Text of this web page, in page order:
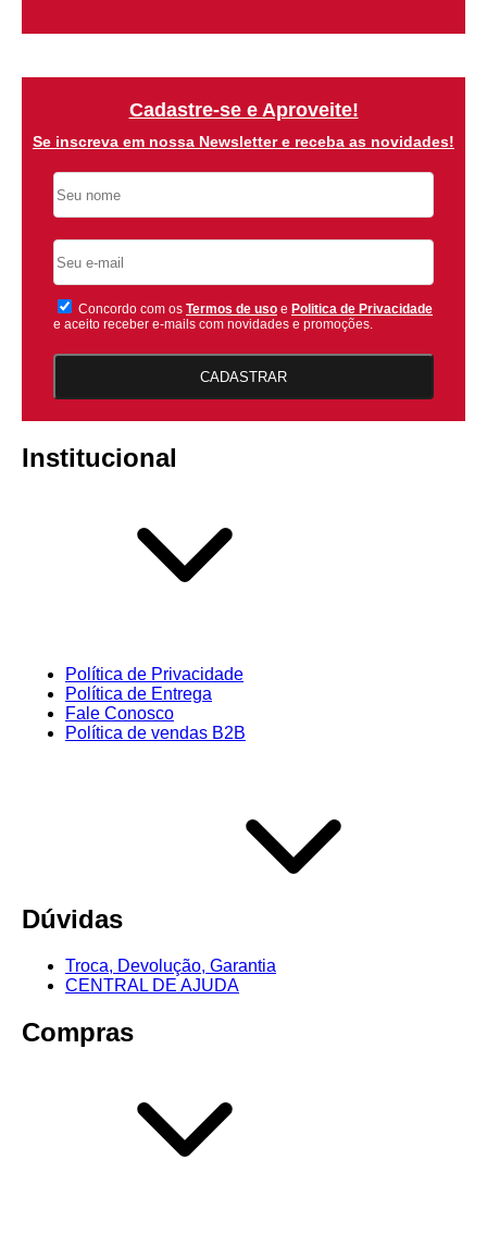
Cadastre-se e Aproveite!
Se inscreva em nossa Newsletter e receba as novidades!
Concordo com os Termos de uso e Politica de Privacidade
e aceito receber e-mails com novidades e promoções.
CADASTRAR
Institucional
Política de Privacidade
Política de Entrega
Fale Conosco
Política de vendas B2B
Dúvidas
Troca, Devolução, Garantia
CENTRAL DE AJUDA
Compras